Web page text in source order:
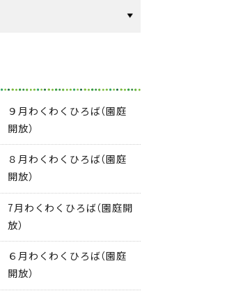
９月わくわくひろば（園庭
開放）
８月わくわくひろば（園庭
開放）
7月わくわくひろば（園庭開
放）
６月わくわくひろば（園庭
開放）